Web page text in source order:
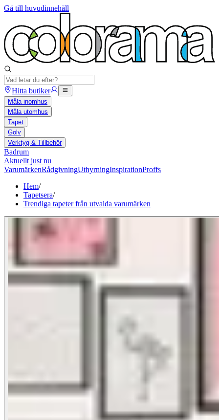
Gå till huvudinnehåll
Hitta butiker
Måla inomhus
Måla utomhus
Tapet
Golv
Verktyg & Tillbehör
Badrum
Aktuellt just nu
VarumärkenRådgivningUthyrningInspirationProffs
Hem/
Tapetsera/
Trendiga tapeter från utvalda varumärken